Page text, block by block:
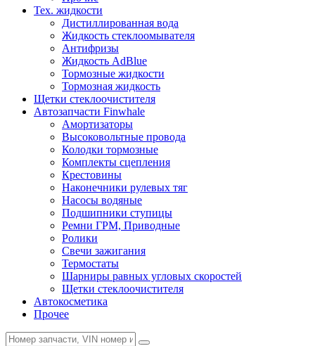
Тех. жидкости
Дистиллированная вода
Жидкость стеклоомывателя
Антифризы
Жидкость AdBlue
Тормозные жидкости
Тормозная жидкость
Щетки стеклоочистителя
Автозапчасти Finwhale
Амортизаторы
Высоковольтные провода
Колодки тормозные
Комплекты сцепления
Крестовины
Наконечники рулевых тяг
Насосы водяные
Подшипники ступицы
Ремни ГРМ, Приводные
Ролики
Свечи зажигания
Термостаты
Шарниры равных угловых скоростей
Щетки стеклоочистителя
Автокосметика
Прочее